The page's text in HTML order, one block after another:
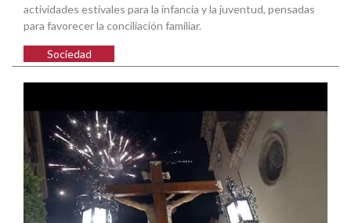
actividades estivales para la infancia y la juventud, pensadas
para favorecer la conciliación familiar.
Sociedad